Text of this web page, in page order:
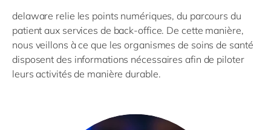
Singapore
Switzerland
UK & Ireland
delaware relie les points numériques, du parcours du
patient aux services de back-office. De cette manière,
nous veillons à ce que les organismes de soins de santé
disposent des informations nécessaires afin de piloter
leurs activités de manière durable.